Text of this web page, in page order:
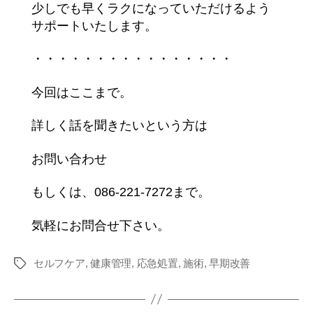
少しでも早くラクになっていただけるよう
サポートいたします。
・・・・・・・・・・・・・・・・
今回はここまで。
詳しく話を聞きたいという方は
お問い合わせ
もしくは、086-221-7272まで。
気軽にお問合せ下さい。
タ
セルフケア,健康管理, 応急処置,施術,早期改善